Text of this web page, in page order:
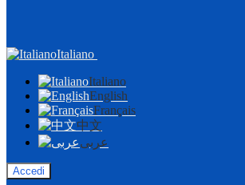
Italiano
Italiano
English
Français
中文
عربى
Accedi